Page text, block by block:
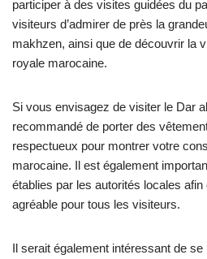
participer à des visites guidées du
visiteurs d’admirer de près la
makhzen, ainsi que de découvrir la
royale marocaine.
Si vous envisagez de visiter le Dar
recommandé de porter des
respectueux pour montrer votre
marocaine. Il est également
établies par les autorités locales
agréable pour tous les visiteurs.
Il serait également intéressant de se